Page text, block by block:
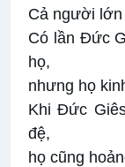
Cả người lớn
Có lần Ðức
họ,
nhưng họ
Khi Ðức
đệ,
họ cũng